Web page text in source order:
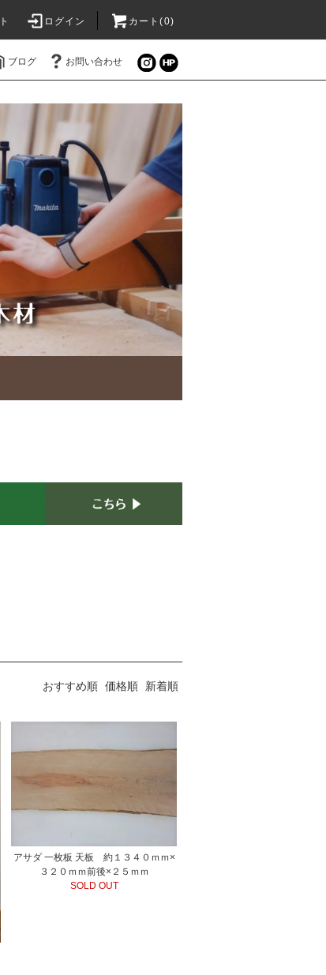
ログイン カート(0)
ブログ お問い合わせ
おすすめ順 価格順 新着順
アサダ 一枚板 天板 約１３４０ｍｍ×
３２０ｍｍ前後×２５ｍｍ
SOLD OUT